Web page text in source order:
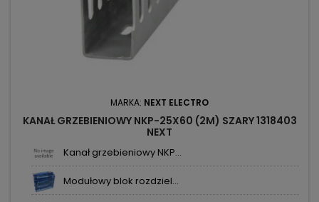
MARKA: NEXT ELECTRO
KANAŁ GRZEBIENIOWY NKP-25X60 (2M) SZARY 1318403
NEXT
Kanał grzebieniowy NKP...
Modułowy blok rozdziel...